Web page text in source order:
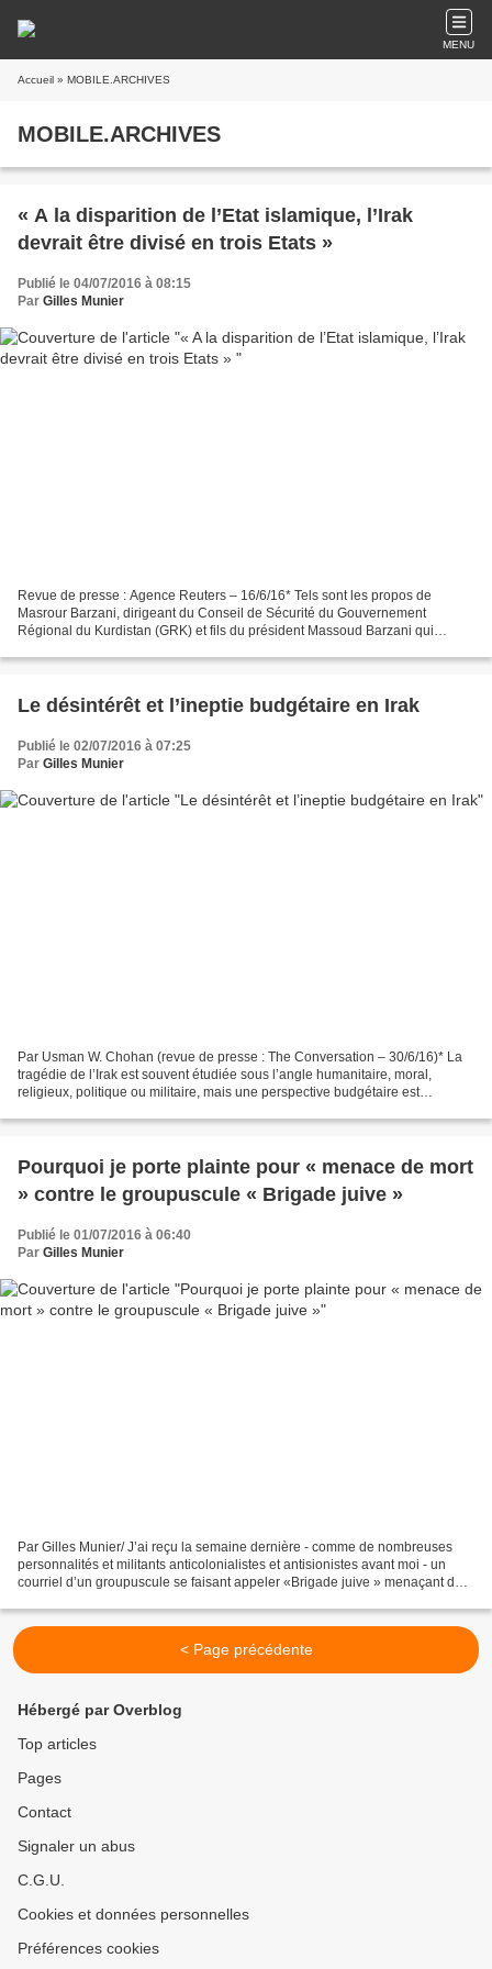
MENU
Accueil » MOBILE.ARCHIVES
MOBILE.ARCHIVES
« A la disparition de l’Etat islamique, l’Irak
devrait être divisé en trois Etats »
Publié le 04/07/2016 à 08:15
Par Gilles Munier
Revue de presse : Agence Reuters – 16/6/16* Tels sont les propos de
Masrour Barzani, dirigeant du Conseil de Sécurité du Gouvernement
Régional du Kurdistan (GRK) et fils du président Massoud Barzani qui
Le désintérêt et l’ineptie budgétaire en Irak
Publié le 02/07/2016 à 07:25
Par Gilles Munier
Par Usman W. Chohan (revue de presse : The Conversation – 30/6/16)* La
tragédie de l’Irak est souvent étudiée sous l’angle humanitaire, moral,
religieux, politique ou militaire, mais une perspective budgétaire est
Pourquoi je porte plainte pour « menace de mort
» contre le groupuscule « Brigade juive »
Publié le 01/07/2016 à 06:40
Par Gilles Munier
Par Gilles Munier/ J’ai reçu la semaine dernière - comme de nombreuses
personnalités et militants anticolonialistes et antisionistes avant moi - un
courriel d’un groupuscule se faisant appeler «Brigade juive » menaçant de
< Page précédente
Hébergé par Overblog
Top articles
Pages
Contact
Signaler un abus
C.G.U.
Cookies et données personnelles
Préférences cookies